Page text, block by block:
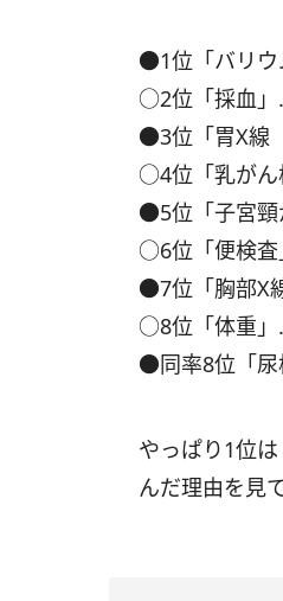
●1位「バリ
○2位「採血
●3位「胃X線
○4位「乳がん
●5位「子宮
○6位「便検
●7位「胸部X
○8位「体重
●同率8位「
やっぱり1位
んだ理由を見